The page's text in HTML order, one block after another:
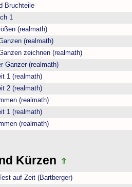
Bruchteile
1
(realmath)
(realmath)
zeichnen (realmath)
Ganzer (realmath)
1 (realmath)
2 (realmath)
(realmath)
1 (realmath)
(realmath)
Kürzen
auf Zeit (Bartberger)